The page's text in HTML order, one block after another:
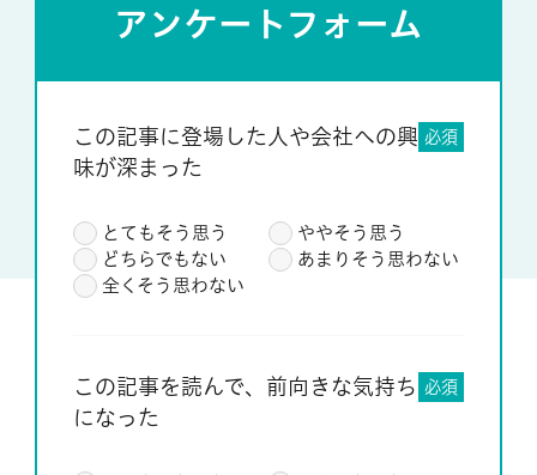
アンケートフォーム
この記事に登場した人や会社への興
味が深まった
必須
とてもそう思う
ややそう思う
どちらでもない
あまりそう思わない
全くそう思わない
この記事を読んで、前向きな気持ち
になった
必須